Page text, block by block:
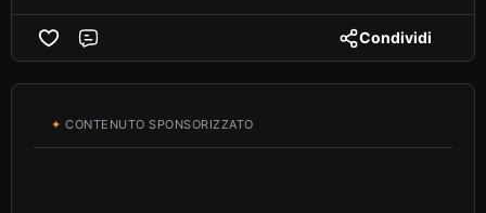
Condividi
✦ CONTENUTO SPONSORIZZATO